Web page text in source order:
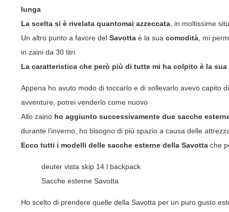
lunga
La scelta si è rivelata quantomai azzeccata , in moltissime
Un altro punto a favore del Savotta è la sua comodità , mi
in zaini da 30 litri
La caratteristica che però più di tutte mi ha colpito è la sua
Appena ho avuto modo di toccarlo e di sollevarlo avevo capito
avventure, potrei venderlo come nuovo
Allo zaino ho aggiunto successivamente due sacche
durante l’inverno, ho bisogno di più spazio a causa delle
Ecco tutti i modelli delle sacche esterne della Savotta che
deuter vista skip 14 l backpack
Sacche esterne Savotta
Ho scelto di prendere quelle della Savotta per un puro gusto